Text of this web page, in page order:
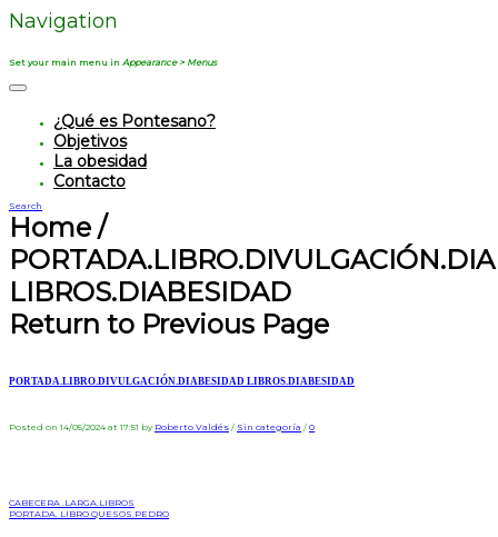
Navigation
Set your main menu in Appearance > Menus
¿Qué es Pontesano?
Objetivos
La obesidad
Contacto
Search
Home /
LIBROS.DIABESIDAD
Return to Previous Page
PORTADA.LIBRO.DIVULGACIÓN.DIABESIDAD LIBROS.DIABESIDAD
Posted on 14/05/2024 at 17:51 by Roberto Valdés / Sin categoría / 0
CABECERA .LARGA.LIBROS
PORTADA. LIBRO QUESOS.PEDRO